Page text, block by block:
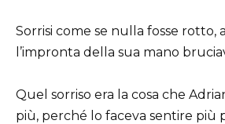
Sorrisi come se nulla fosse rotto,
l’impronta della sua mano
Quel sorriso era la cosa che
più, perché lo faceva sentire più